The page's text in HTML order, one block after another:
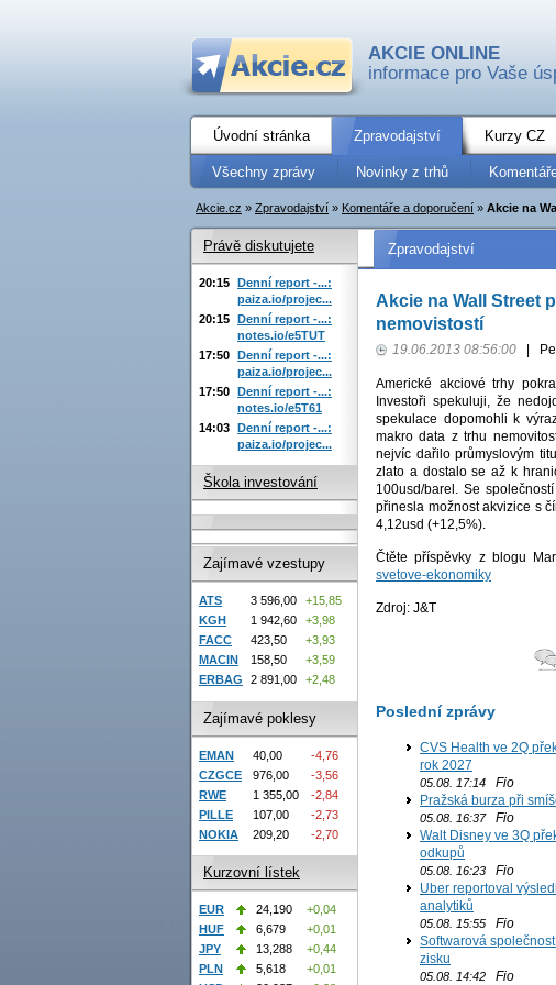
AKCIE ONLINE
informace pro Vaše
Úvodní stránka Zpravodajství Kurzy CZ
Všechny zprávy Novinky z trhů
Akcie.cz » Zpravodajství » Komentáře a doporučení » Akcie na
Zpravodajství
Akcie na Wall Street
nemovistostí
19.06.2013 08:56:00
Americké akciové trhy
Investoři spekuluji, že
spekulace dopomohli k
makro data z trhu
nejvíc dařilo průmyslovým
zlato a dostalo se až k
100usd/barel. Se
přinesla možnost akvizice s
4,12usd (+12,5%).
Čtěte příspěvky z blogu
svetove-ekonomiky
Zdroj: J&T
Poslední zprávy
CVS Health ve 2Q
rok 2027
05.08. 17:14 Fio
Pražská burza při
05.08. 16:37Fio
Walt Disney ve 3Q
odkupů
05.08. 16:23 Fio
Uber reportoval
analytiků
05.08. 15:55 Fio
Softwarová
zisku
05.08. 14:42 Fio
Právě diskutujete
20:15 Denní report -...:
paiza.io/projec...
20:15 Denní report -...:
notes.io/e5TUT
17:50 Denní report -...:
paiza.io/projec...
17:50 Denní report -...:
notes.io/e5T61
14:03 Denní report -...:
paiza.io/projec...
Škola investování
Zajímavé vzestupy
ATS 3 596,00
+15,85
KGH
1 942,60
+3,98
FACC
423,50
+3,93
MACIN
158,50
+3,59
ERBAG
2 891,00 +2,48
Zajímavé poklesy
EMAN 40,00
-4,76
CZGCE
976,00
-3,56
RWE
1 355,00
-2,84
PILLE
107,00
-2,73
NOKIA
209,20 -2,70
Kurzovní lístek
EUR 24,190
+0,04
HUF
6,679
+0,01
JPY
13,288
+0,44
PLN
5,618
+0,01